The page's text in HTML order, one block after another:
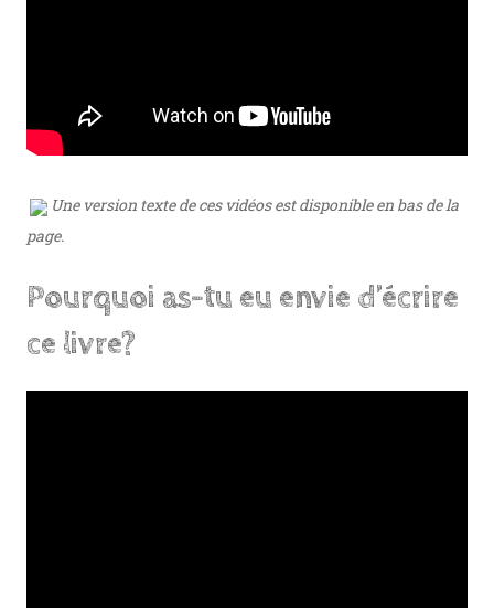
Une version texte de ces vidéos est disponible en bas de la
page.
Pourquoi as-tu eu envie d’écrire
ce livre?